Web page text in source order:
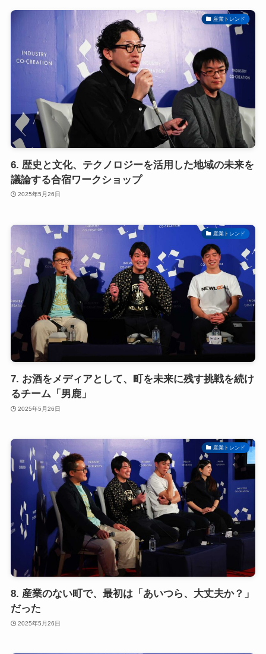
産業トレンド
6. 歴史と文化、テクノロジーを活用した地域の未来を
議論する合宿ワークショップ
2025年5月26日
産業トレンド
7. お酒をメディアとして、町を未来に残す挑戦を続け
るチーム「男鹿」
2025年5月26日
産業トレンド
8. 産業のない町で、最初は「あいつら、大丈夫か？」
だった
2025年5月26日